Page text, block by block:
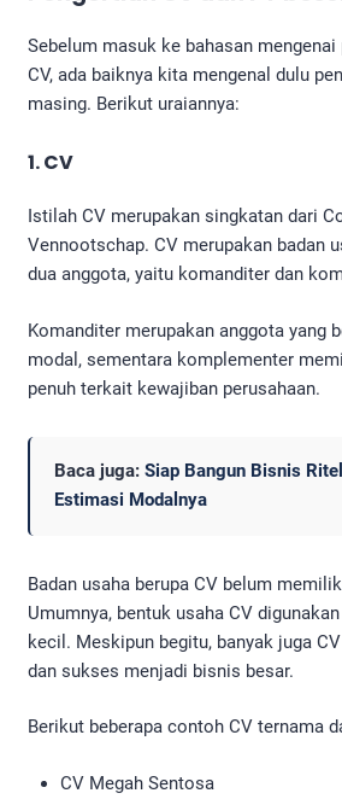
Sebelum masuk ke bahasan mengenai
CV, ada baiknya kita mengenal dulu
masing. Berikut uraiannya:
1. CV
Istilah CV merupakan singkatan dari
Vennootschap. CV merupakan badan
dua anggota, yaitu komanditer dan
Komanditer merupakan anggota yang
modal, sementara komplementer
penuh terkait kewajiban perusahaan.
Baca juga: Siap Bangun Bisnis
Estimasi Modalnya
Badan usaha berupa CV belum
Umumnya, bentuk usaha CV
kecil. Meskipun begitu, banyak juga
dan sukses menjadi bisnis besar.
Berikut beberapa contoh CV ternama
CV Megah Sentosa